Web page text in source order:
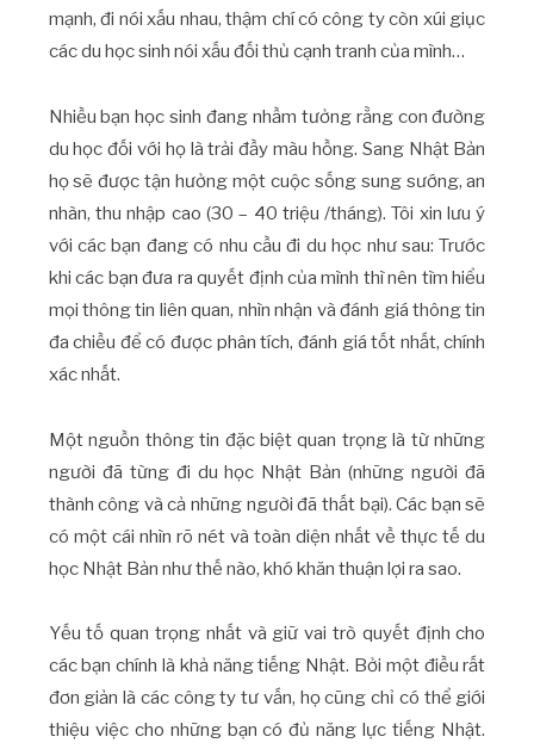
mạnh, đi nói xấu nhau, thậm chí có công ty còn xúi giục
các du học sinh nói xấu đối thủ cạnh tranh của mình…
Nhiều bạn học sinh đang nhầm tưởng rằng con đường
du học đối với họ là trải đầy màu hồng. Sang Nhật Bản
họ sẽ được tận hưởng một cuộc sống sung sướng, an
nhàn, thu nhập cao (30 – 40 triệu /tháng). Tôi xin lưu ý
với các bạn đang có nhu cầu đi du học như sau: Trước
khi các bạn đưa ra quyết định của mình thì nên tìm hiểu
mọi thông tin liên quan, nhìn nhận và đánh giá thông tin
đa chiều để có được phân tích, đánh giá tốt nhất, chính
xác nhất.
Một nguồn thông tin đặc biệt quan trọng là từ những
người đã từng đi du học Nhật Bản (những người đã
thành công và cả những người đã thất bại). Các bạn sẽ
có một cái nhìn rõ nét và toàn diện nhất về thực tế du
học Nhật Bản như thế nào, khó khăn thuận lợi ra sao.
Yếu tố quan trọng nhất và giữ vai trò quyết định cho
các bạn chính là khả năng tiếng Nhật. Bởi một điều rất
đơn giản là các công ty tư vấn, họ cũng chỉ có thể giới
thiệu việc cho những bạn có đủ năng lực tiếng Nhật.